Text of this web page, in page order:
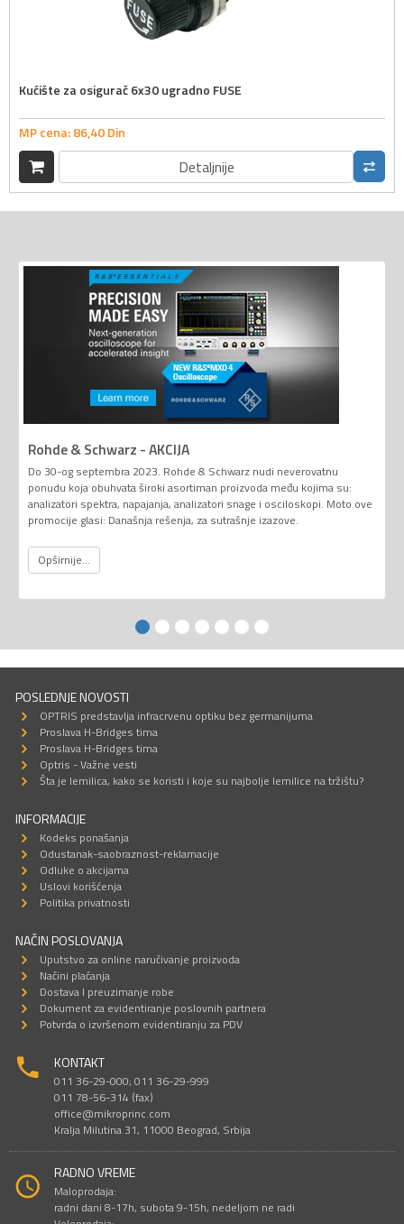
Kućište za osigurač 6x30 ugradno FUSE
MP cena:86,40Din
Detaljnije
Rohde & Schwarz - AKCIJA
Do 30-og septembra 2023. Rohde & Schwarz nudi neverovatnu
ponudu koja obuhvata široki asortiman proizvoda među kojima su:
analizatori spektra, napajanja, analizatori snage i osciloskopi. Moto ove
promocije glasi: Današnja rešenja, za sutrašnje izazove.
Opširnije...
POSLEDNJE NOVOSTI
OPTRIS predstavlja infracrvenu optiku bez germanijuma
Proslava H-Bridges tima
Proslava H-Bridges tima
Optris - Važne vesti
Šta je lemilica, kako se koristi i koje su najbolje lemilice na tržištu?
INFORMACIJE
Kodeks ponašanja
Odustanak-saobraznost-reklamacije
Odluke o akcijama
Uslovi korišćenja
Politika privatnosti
NAČIN POSLOVANJA
Uputstvo za online naručivanje proizvoda
Načini plaćanja
Dostava I preuzimanje robe
Dokument za evidentiranje poslovnih partnera
Potvrda o izvršenom evidentiranju za PDV
KONTAKT
011 36-29-000; 011 36-29-999
011 78-56-314 (fax)
office@mikroprinc.com
Kralja Milutina 31, 11000 Beograd, Srbija
RADNO VREME
Maloprodaja:
radni dani 8-17h, subota 9-15h, nedeljom ne radi